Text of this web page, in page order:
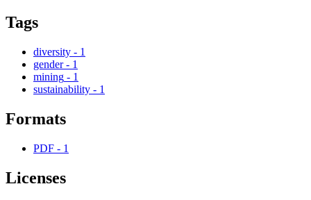
Tags
diversity - 1
gender - 1
mining - 1
sustainability - 1
Formats
PDF - 1
Licenses